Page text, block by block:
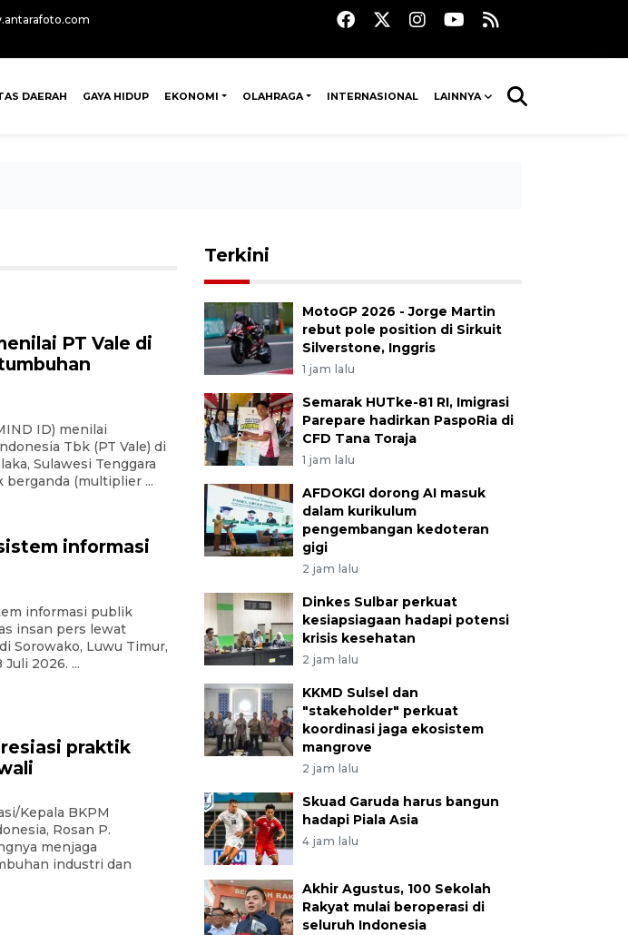
DAERAH GAYA HIDUP EKONOMI OLAHRAGA INTERNASIONAL LAINNYA
PT Vale di
ID) menilai
Tbk (PT Vale) di
Sulawesi Tenggara
berganda (multiplier ...
informasi
informasi publik
insan pers lewat
Sorowako, Luwu Timur,
2026. ...
praktik
Kepala BKPM
Rosan P.
menjaga
industri dan
Terkini
MotoGP 2026 - Jorge Martin
rebut pole position di Sirkuit
Silverstone, Inggris
1 jam lalu
Semarak HUTke-81 RI, Imigrasi
Parepare hadirkan PaspoRia di
CFD Tana Toraja
1 jam lalu
AFDOKGI dorong AI masuk
dalam kurikulum
pengembangan kedoteran
gigi
2 jam lalu
Dinkes Sulbar perkuat
kesiapsiagaan hadapi potensi
krisis kesehatan
2 jam lalu
KKMD Sulsel dan
"stakeholder" perkuat
koordinasi jaga ekosistem
mangrove
2 jam lalu
Skuad Garuda harus bangun
hadapi Piala Asia
4 jam lalu
Akhir Agustus, 100 Sekolah
Rakyat mulai beroperasi di
seluruh Indonesia